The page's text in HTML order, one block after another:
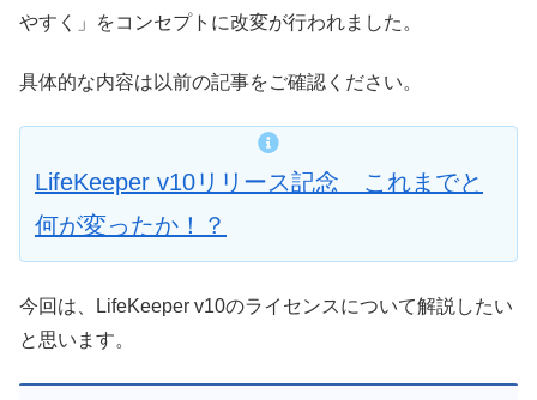
やすく」をコンセプトに改変が行われました。
具体的な内容は以前の記事をご確認ください。
LifeKeeper v10リリース記念 これまでと
何が変ったか！？
今回は、LifeKeeper v10のライセンスについて解説したい
と思います。